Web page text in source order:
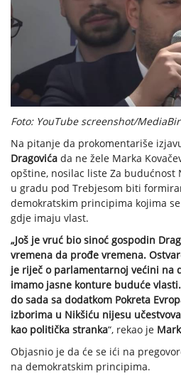
Foto: YouTube screenshot/
Na pitanje da prokomentariše
Dragovića da ne žele Marka
opštine, nosilac liste Za budućnost
u gradu pod Trebjesom biti
demokratskim principima kojima
gdje imaju vlast.
„Još je vruć bio sinoć gospodin
vremena da prođe vremena.
je riječ o parlamentarnoj većini na
imamo jasne konture buduće
do sada sa dodatkom Pokreta
izborima u Nikšiću nijesu
kao politička stranka“, rekao je
Objasnio je da će se ići na
na demokratskim principima.